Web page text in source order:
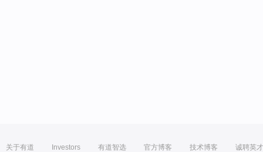
关于有道 Investors 有道智选 官方博客 技术博客 诚聘英才